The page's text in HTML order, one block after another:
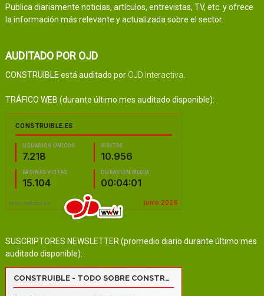
Publica diariamente noticias, artículos, entrevistas, TV, etc. y ofrece
la información más relevante y actualizada sobre el sector.
AUDITADO POR OJD
CONSTRUIBLE está auditado por OJD Interactiva
TRÁFICO WEB (durante último mes auditado disponible):
SUSCRIPTORES NEWSLETTER (promedio diario durante último mes
auditado disponible):